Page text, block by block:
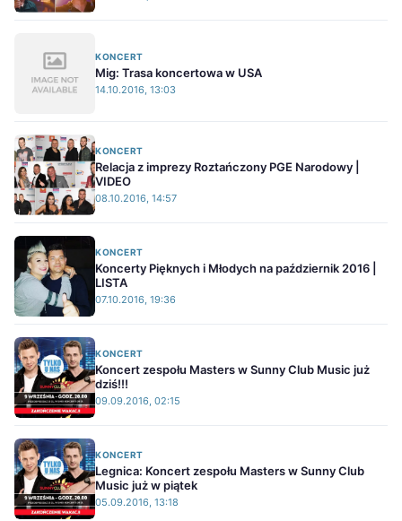
KONCERT
Mig: Trasa koncertowa w USA
14.10.2016, 13:03
KONCERT
Relacja z imprezy Roztańczony PGE Narodowy |
VIDEO
08.10.2016, 14:57
KONCERT
Koncerty Pięknych i Młodych na październik 2016 |
LISTA
07.10.2016, 19:36
KONCERT
Koncert zespołu Masters w Sunny Club Music już
dziś!!!
09.09.2016, 02:15
KONCERT
Legnica: Koncert zespołu Masters w Sunny Club
Music już w piątek
05.09.2016, 13:18